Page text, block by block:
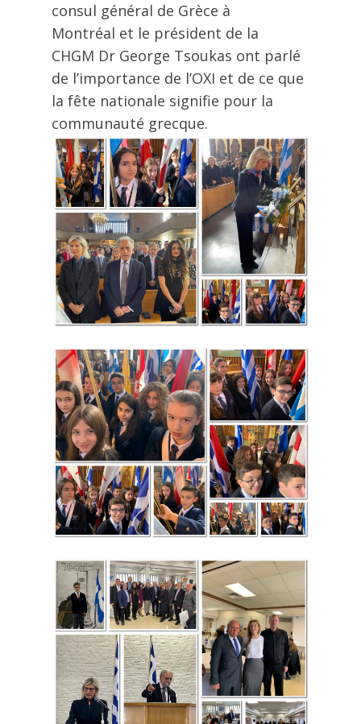
consul général de Grèce à
Montréal et le président de la
CHGM Dr George Tsoukas ont parlé
de l’importance de l’OXI et de ce que
la fête nationale signifie pour la
communauté grecque.